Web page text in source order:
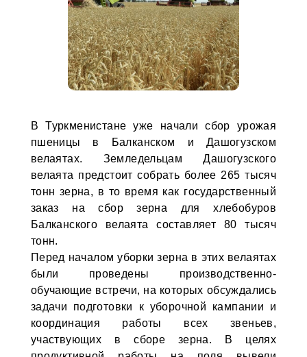
В Туркменистане уже начали сбор урожая
пшеницы в Балканском и Дашогузском
велаятах. Земледельцам Дашогузского
велаята предстоит собрать более 265 тысяч
тонн зерна, в то время как государственный
заказ на сбор зерна для хлебобуров
Балканского велаята составляет 80 тысяч
тонн.
Перед началом уборки зерна в этих велаятах
были проведены производственно-
обучающие встречи, на которых обсуждались
задачи подготовки к уборочной кампании и
координация работы всех звеньев,
участвующих в сборе зерна. В целях